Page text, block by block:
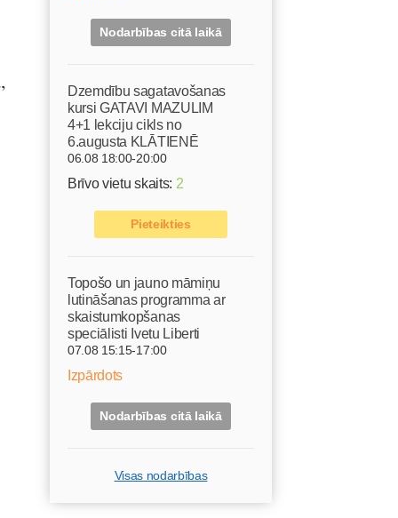
Nodarbības citā laikā
Dzemdību sagatavošanas
kursi GATAVI MAZULIM
4+1 lekciju cikls no
6.augusta KLĀTIENĒ
06.08 18:00-20:00
Brīvo vietu skaits: 2
Pieteikties
Topošo un jauno māmiņu
lutināšanas programma ar
skaistumkopšanas
speciālisti Ivetu Liberti
07.08 15:15-17:00
Izpārdots
Nodarbības citā laikā
Visas nodarbības